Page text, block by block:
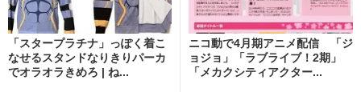
「スタープラチナ」っぽく着こ
なせるスタンドなりきりパーカ
でオラオラきめろ | ね...
ニコ動で4月期アニメ配信 「ジ
ョジョ」「ラブライブ！2期」
「メカクシティアクター...